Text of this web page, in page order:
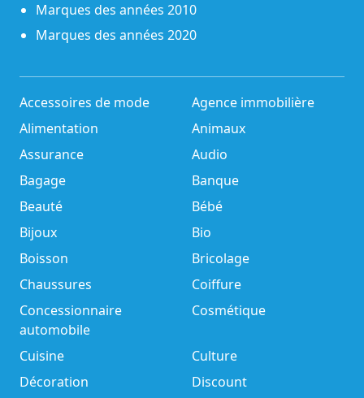
Marques des années 2010
Marques des années 2020
Accessoires de mode
Agence immobilière
Alimentation
Animaux
Assurance
Audio
Bagage
Banque
Beauté
Bébé
Bijoux
Bio
Boisson
Bricolage
Chaussures
Coiffure
Concessionnaire
automobile
Cosmétique
Cuisine
Culture
Décoration
Discount